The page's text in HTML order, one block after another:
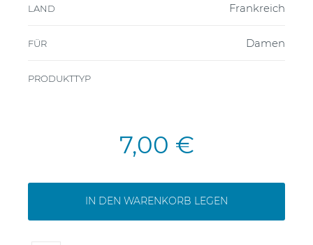
LAND Frankreich
FÜR Damen
PRODUKTTYP
7,00 €
IN DEN WARENKORB LEGEN